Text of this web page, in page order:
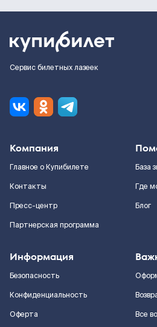
Сервис билетных лазеек
Компания
Главное о Купибилете
Контакты
Пресс-центр
Партнерская программа
База
Где
Блог
Информация
Безопасность
Конфиденциальность
Оферта
Все